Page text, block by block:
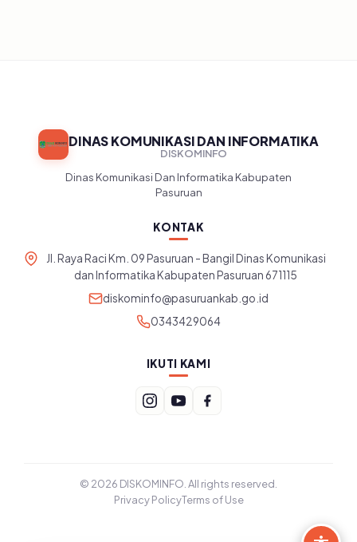
DINAS KOMUNIKASI DAN INFORMATIKA
DISKOMINFO
Dinas Komunikasi Dan Informatika Kabupaten
Pasuruan
KONTAK
Jl. Raya Raci Km. 09 Pasuruan - Bangil Dinas Komunikasi
dan Informatika Kabupaten Pasuruan 671115
diskominfo@pasuruankab.go.id
0343429064
IKUTI KAMI
© 2026 DISKOMINFO. All rights reserved.
Privacy PolicyTerms of Use